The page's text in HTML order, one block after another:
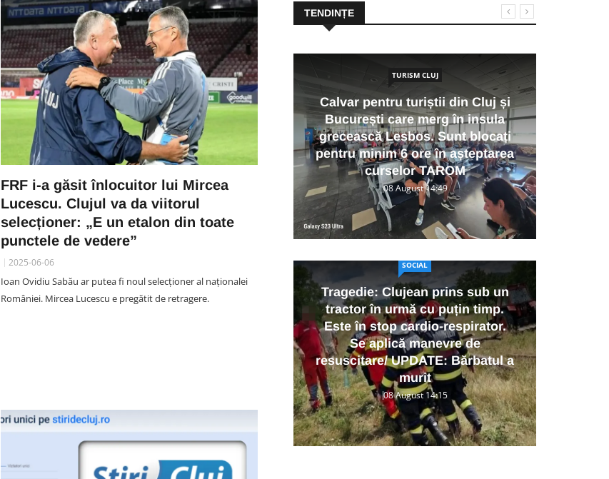
FRF i-a găsit înlocuitor lui Mircea
Lucescu. Clujul va da viitorul
selecționer: „E un etalon din toate
punctele de vedere”
2025-06-06
Ioan Ovidiu Sabău ar putea fi noul selecționer al naționalei
României. Mircea Lucescu e pregătit de retragere.
TENDINȚE
SPORT
Cât de trist: Fost rugbist al „U”
Cluj a murit la doar 25 de ani. A
jucat și pentru naționalele
08 August 11:59
UNTOLD FESTIVAL CLUJ
VIDEO. Zara Larsson, fără fițe de
TURISM CLUJ
Calvar pentru turiștii din Cluj și
București care merg în insula
grecească Lesbos. Sunt blocați
pentru minim 6 ore în așteptarea
curselor TAROM
08 August 14:49
SOCIAL
Tragedie: Clujean prins sub un
tractor în urmă cu puțin timp.
Este în stop cardio-respirator.
Se aplică manevre de
resuscitare/ UPDATE: Bărbatul a
murit
08 August 14:15